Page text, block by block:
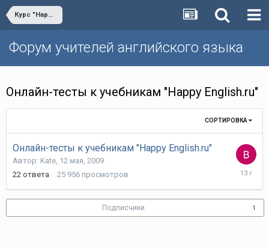
Курс "Happy English.ru"
Форум учителей английского языка
Онлайн-тесты к учебникам "Happy English.ru"
СОРТИРОВКА
Онлайн-тесты к учебникам "Happy English.ru"
Автор: Kate, 12 мая, 2009
22 ответа 25 956 просмотров
23
2012
Подписчики 1